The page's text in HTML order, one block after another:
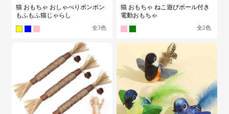
猫 おもちゃ おしゃべりポンポン
もふもふ猫じゃらし
全3色
猫 おもちゃ ねこ遊びボール付き
電動おもちゃ
全2色